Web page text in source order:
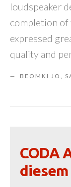
loudspeaker
completion of
expressed
quality and
BEOMKI JO,
CODA